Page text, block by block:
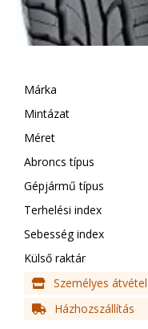
Márka
Mintázat
Méret
Abroncs típus
Gépjármű típus
Terhelési index
Sebesség index
Külső raktár
Személyes átvétel
Házhozszállítás